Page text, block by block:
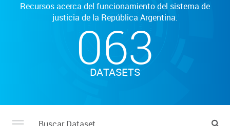
Recursos acerca del funcionamiento del sistema de
justicia de la República Argentina.
063
DATASETS